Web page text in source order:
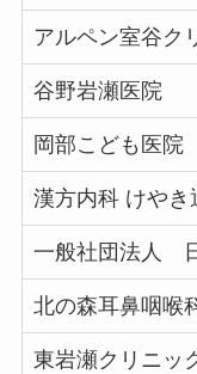
アルペン室谷ク
谷野岩瀬医院
岡部こども医院
漢方内科 けやき
一般社団法人
北の森耳鼻咽喉
東岩瀬クリニッ